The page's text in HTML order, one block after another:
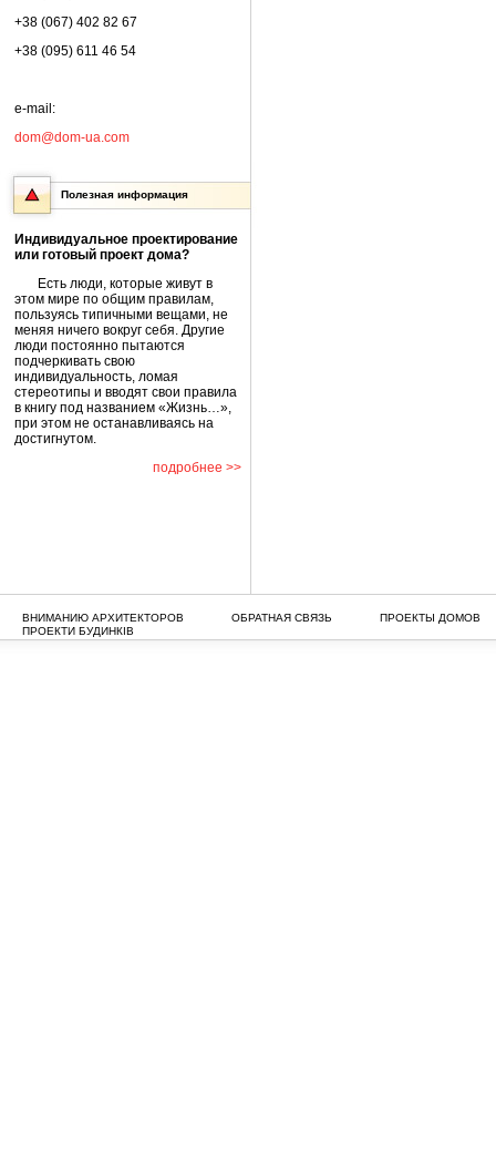
+38 (067) 402 82 67
+38 (095) 611 46 54
e-mail:
dom@dom-ua.com
Полезная информация
Индивидуальное проектирование
или готовый проект дома?
Есть люди, которые живут в
этом мире по общим правилам,
пользуясь типичными вещами, не
меняя ничего вокруг себя. Другие
люди постоянно пытаются
подчеркивать свою
индивидуальность, ломая
стереотипы и вводят свои правила
в книгу под названием «Жизнь…»,
при этом не останавливаясь на
достигнутом.
подробнее >>
ВНИМАНИЮ АРХИТЕКТОРОВ ОБРАТНАЯ СВЯЗЬ
ПРОЕКТЫ ДОМОВ
ПРОЕКТИ БУДИНКІВ